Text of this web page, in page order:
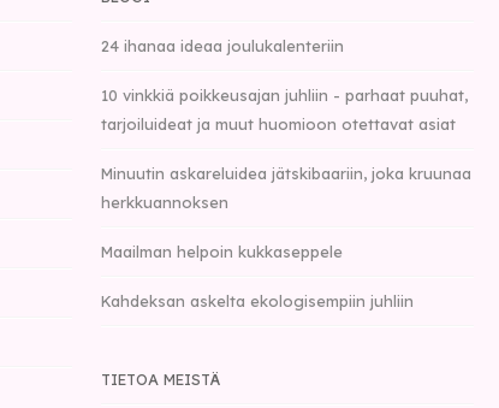
24 ihanaa ideaa joulukalenteriin
10 vinkkiä poikkeusajan juhliin - parhaat puuhat,
tarjoiluideat ja muut huomioon otettavat asiat
Minuutin askareluidea jätskibaariin, joka kruunaa
herkkuannoksen
Maailman helpoin kukkaseppele
Kahdeksan askelta ekologisempiin juhliin
TIETOA MEISTÄ